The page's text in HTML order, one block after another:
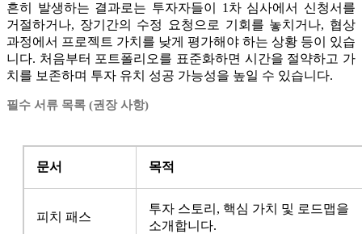
흔히 발생하는 결과로는 투자자들이 1차 심사에서 신청서를
거절하거나, 장기간의 수정 요청으로 기회를 놓치거나, 협상
과정에서 프로젝트 가치를 낮게 평가해야 하는 상황 등이 있습
니다. 처음부터 포트폴리오를 표준화하면 시간을 절약하고 가
치를 보존하며 투자 유치 성공 가능성을 높일 수 있습니다.
필수 서류 목록 (권장 사항)
문서 목적
피치 패스
투자 스토리, 핵심 가치 및 로드맵을
소개합니다.